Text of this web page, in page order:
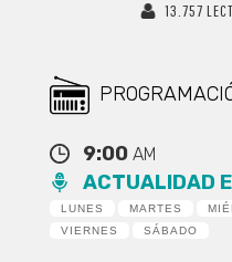
13.757
9:00 AM
ACTUALIDAD
LUNES MARTES
VIERNES
SÁBADO